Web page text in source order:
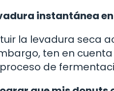
instantánea
la levadura seca
ten en
de